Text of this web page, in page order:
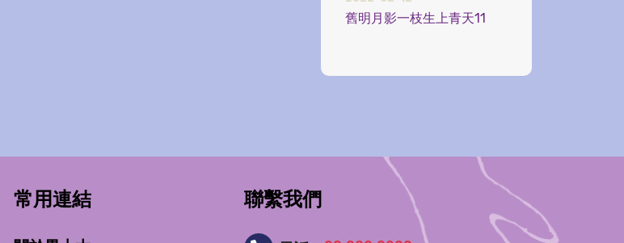
舊明月影一枝生上青天11
常用連結 聯繫我們